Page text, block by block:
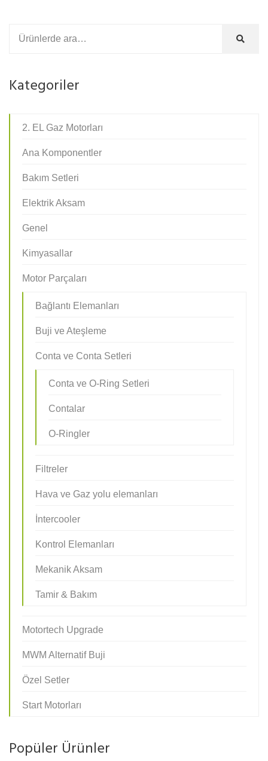
Kategoriler
2. EL Gaz Motorları
Ana Komponentler
Bakım Setleri
Elektrik Aksam
Genel
Kimyasallar
Motor Parçaları
Bağlantı Elemanları
Buji ve Ateşleme
Conta ve Conta Setleri
Conta ve O-Ring Setleri
Contalar
O-Ringler
Filtreler
Hava ve Gaz yolu elemanları
İntercooler
Kontrol Elemanları
Mekanik Aksam
Tamir & Bakım
Motortech Upgrade
MWM Alternatif Buji
Özel Setler
Start Motorları
Popüler Ürünler